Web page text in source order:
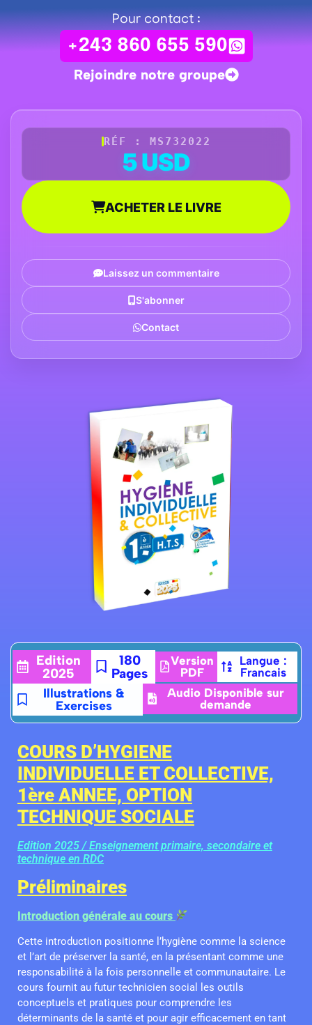
Pour contact :
+243 860 655 590
Rejoindre notre groupe
RÉF : MS732022
5 USD
ACHETER LE LIVRE
Laissez un commentaire
S'abonner
Contact
Edition
2025
180
Pages
Version
PDF
Langue :
Francais
Illustrations &
Exercises
Audio Disponible sur
demande
COURS D’HYGIENE
INDIVIDUELLE ET COLLECTIVE,
1ère ANNEE, OPTION
TECHNIQUE SOCIALE
Edition 2025 / Enseignement primaire, secondaire et
technique en RDC
Préliminaires
Introduction générale au cours
Cette introduction positionne l’hygiène comme la science
et l’art de préserver la santé, en la présentant comme une
responsabilité à la fois personnelle et communautaire. Le
cours fournit au futur technicien social les outils
conceptuels et pratiques pour comprendre les
déterminants de la santé et pour agir efficacement en tant